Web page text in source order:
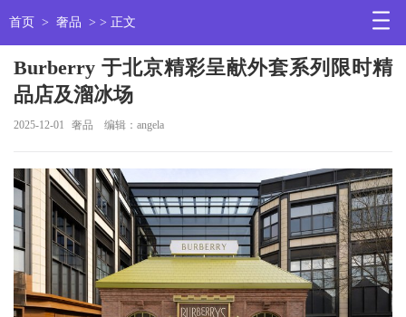
首页 > 奢品 > > 正文
Burberry 于北京精彩呈献外套系列限时精
品店及溜冰场
2025-12-01 奢品 编辑：angela